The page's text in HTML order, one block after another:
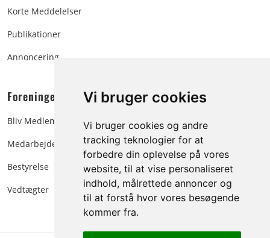
Vi bruger cookies
Vi bruger cookies og andre
tracking teknologier for at
forbedre din oplevelse på vores
website, til at vise personaliseret
indhold, målrettede annoncer og
til at forstå hvor vores besøgende
kommer fra.
Korte Meddelelser
Publikationer
Annoncering
Foreningen:
Bliv Medlem
Medarbejdere
Bestyrelse
Vedtægter